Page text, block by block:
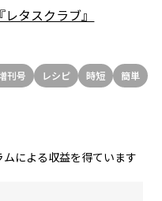
『レタスクラブ』
刊号 レシピ 時短
簡単
による収益を得ています